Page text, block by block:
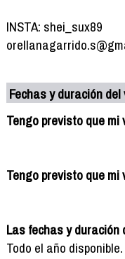
INSTA: shei_sux89
Fechas y duración
Tengo previsto que mi
Tengo previsto que
Las fechas y duración
Todo el año disponible.